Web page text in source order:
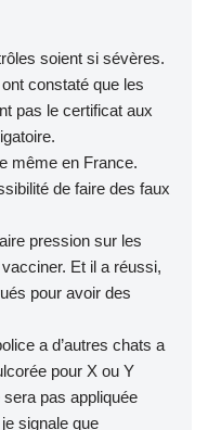
soient si sévères.
constaté que les
pas le certificat aux
même en France.
de faire des faux
pression sur les
Et il a réussi,
pour avoir des
a d’autres chats a
pour X ou Y
sera pas appliquée
signale que